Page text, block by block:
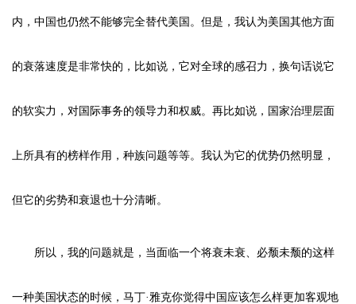
内，中国也仍然不能够完全替代美国。但是，我认为美国其他方面
的衰落速度是非常快的，比如说，它对全球的感召力，换句话说它
的软实力，对国际事务的领导力和权威。再比如说，国家治理层面
上所具有的榜样作用，种族问题等等。我认为它的优势仍然明显，
但它的劣势和衰退也十分清晰。
所以，我的问题就是，当面临一个将衰未衰、必颓未颓的这样
一种美国状态的时候，马丁·雅克你觉得中国应该怎么样更加客观地